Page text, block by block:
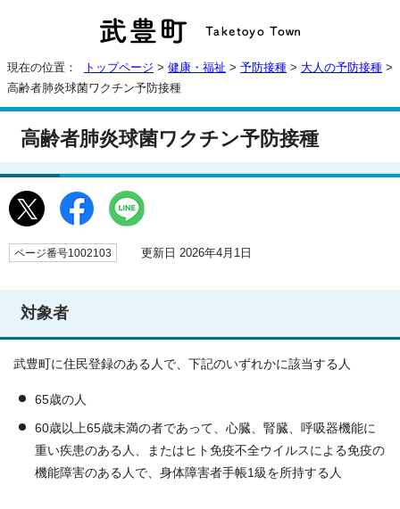
現在の位置： トップページ > 健康・福祉 > 予防接種 > 大人の予防接種 >
高齢者肺炎球菌ワクチン予防接種
高齢者肺炎球菌ワクチン予防接種
ページ番号1002103 更新日 2026年4月1日
対象者
武豊町に住民登録のある人で、下記のいずれかに該当する人
65歳の人
60歳以上65歳未満の者であって、心臓、腎臓、呼吸器機能に
重い疾患のある人、またはヒト免疫不全ウイルスによる免疫の
機能障害のある人で、身体障害者手帳1級を所持する人